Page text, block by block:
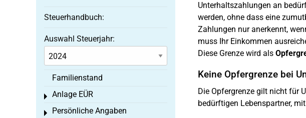
Unterhaltszahlungen an
werden, ohne dass eine
Zahlungen nur anerkennt,
muss Ihr Einkommen
Diese Grenze wird als
Keine Opfergrenze bei
Die Opfergrenze gilt nicht für
bedürftigen Lebenspartner,
Steuerhandbuch:
Auswahl Steuerjahr:
Familienstand
Anlage EÜR
Toggle menu
Persönliche Angaben
Toggle menu